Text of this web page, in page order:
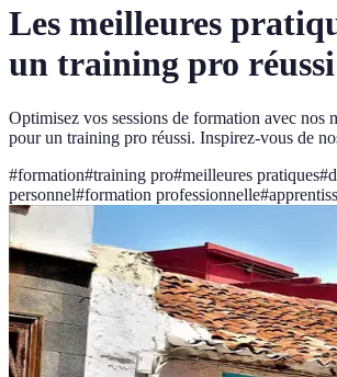
Les meilleures
un training pro réussi
Optimisez vos sessions de formation avec nos
pour un training pro réussi. Inspirez-vous de
#formation#training pro#meilleures pratiques#
personnel#formation professionnelle#